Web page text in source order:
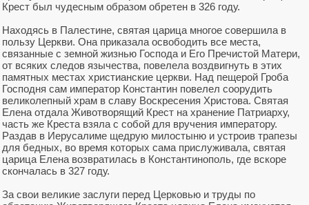
Крест был чудесным образом обретен в 326 году.
Находясь в Палестине, святая царица многое совершила в
пользу Церкви. Она приказала освободить все места,
связанные с земной жизнью Господа и Его Пречистой Матери,
от всяких следов язычества, повелела воздвигнуть в этих
памятных местах христианские церкви. Над пещерой Гроба
Господня сам император Константин повелел соорудить
великолепный храм в славу Воскресения Христова. Святая
Елена отдала Животворящий Крест на хранение Патриарху,
часть же Креста взяла с собой для вручения императору.
Раздав в Иерусалиме щедрую милостыню и устроив трапезы
для бедных, во время которых сама прислуживала, святая
царица Елена возвратилась в Константинополь, где вскоре
скончалась в 327 году.
За свои великие заслуги перед Церковью и труды по